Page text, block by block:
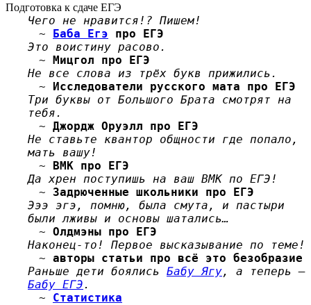
Подготовка к сдаче ЕГЭ
Чего не нравится!? Пишем!
~ Баба Егэ про ЕГЭ
Это воистину расово.
~ Мицгол про ЕГЭ
Не все слова из трёх букв прижились.
~ Исследователи русского мата про ЕГЭ
Три буквы от Большого Брата смотрят на
тебя.
~ Джордж Оруэлл про ЕГЭ
Не ставьте квантор общности где попало,
мать вашу!
~ ВМК про ЕГЭ
Да хрен поступишь на ваш ВМК по ЕГЭ!
~ Задрюченные школьники про ЕГЭ
Эээ эгэ, помню, была смута, и пастыри
были лживы и основы шатались…
~ Олдмэны про ЕГЭ
Наконец-то! Первое высказывание по теме!
~ авторы статьи про всё это безобразие
Раньше дети боялись Бабу Ягу, а теперь —
Бабу ЕГЭ .
~ Статистика